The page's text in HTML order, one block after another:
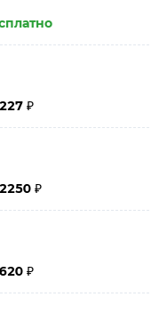
227 ₽
2250 ₽
620 ₽